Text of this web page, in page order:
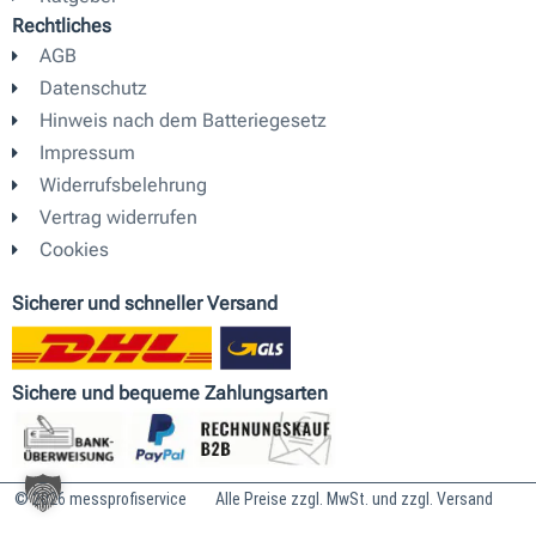
r
a
m
e
Rechtliches
AGB
Datenschutz
Hinweis nach dem Batteriegesetz
Impressum
Widerrufsbelehrung
Vertrag widerrufen
Cookies
Sicherer und schneller Versand
Sichere und bequeme Zahlungsarten
© 2026 messprofiservice Alle Preise zzgl. MwSt. und zzgl. Versand